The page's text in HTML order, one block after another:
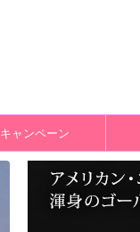
キャンペーン